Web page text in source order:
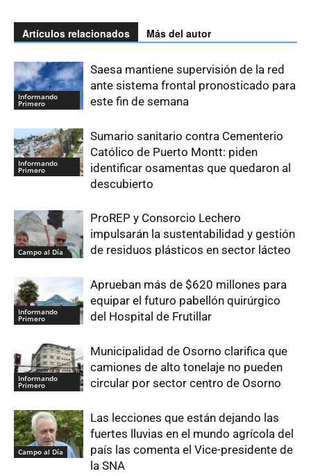
Artículos relacionados Más del autor
Informando
Primero
Saesa mantiene supervisión de la red
ante sistema frontal pronosticado para
este fin de semana
Informando
Primero
Sumario sanitario contra Cementerio
Católico de Puerto Montt: piden
identificar osamentas que quedaron al
descubierto
Campo al Día
ProREP y Consorcio Lechero
impulsarán la sustentabilidad y gestión
de residuos plásticos en sector lácteo
Informando
Primero
Aprueban más de $620 millones para
equipar el futuro pabellón quirúrgico
del Hospital de Frutillar
Informando
Primero
Municipalidad de Osorno clarifica que
camiones de alto tonelaje no pueden
circular por sector centro de Osorno
Campo al Día
Las lecciones que están dejando las
fuertes lluvias en el mundo agrícola del
país las comenta el Vice-presidente de
la SNA